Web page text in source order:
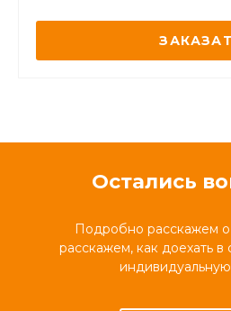
Остались
Подробно расскажем о
расскажем, как доехать